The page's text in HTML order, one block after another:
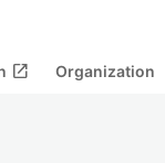
open_in_new Organization